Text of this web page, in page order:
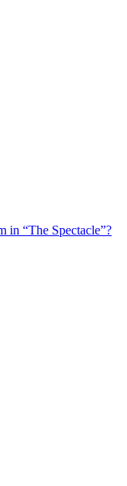
in “The Spectacle”?